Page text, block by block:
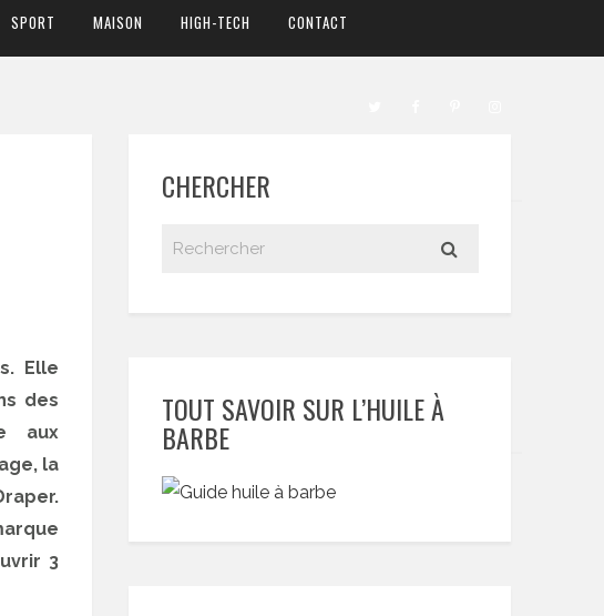
SPORT MAISON HIGH-TECH CONTACT
Elle
des
aux
la
3
CHERCHER
TOUT SAVOIR SUR L’HUILE À
BARBE